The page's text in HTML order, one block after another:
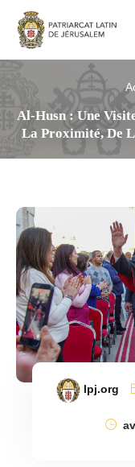
Al-Husn : Une
La Proximité, De
lpj.org